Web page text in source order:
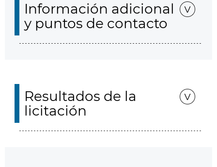
Información adicional
y puntos de contacto
Resultados de la
licitación